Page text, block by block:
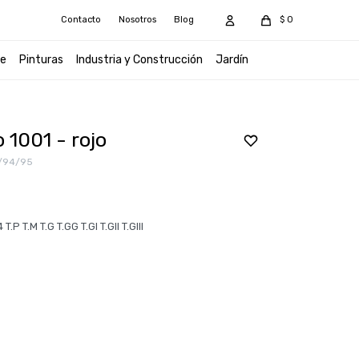
Pinturas Industria y Construcción Jardín
$ 0
Contacto Nosotros Blog
1001 - rojo
94/95
T.M T.G T.GG T.GI T.GII T.GIII